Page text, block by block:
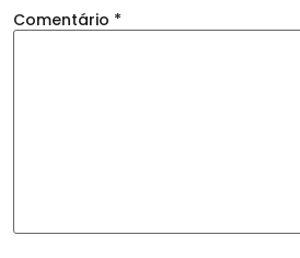
Comentário *